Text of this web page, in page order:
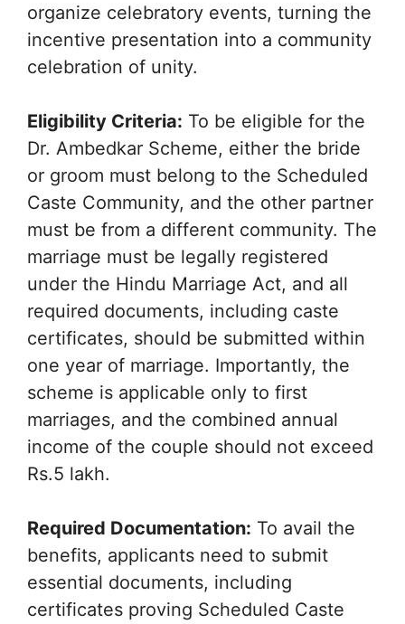
organize celebratory events, turning the
incentive presentation into a community
celebration of unity.
Eligibility Criteria: To be eligible for the
Dr. Ambedkar Scheme, either the bride
or groom must belong to the Scheduled
Caste Community, and the other partner
must be from a different community. The
marriage must be legally registered
under the Hindu Marriage Act, and all
required documents, including caste
certificates, should be submitted within
one year of marriage. Importantly, the
scheme is applicable only to first
marriages, and the combined annual
income of the couple should not exceed
Rs.5 lakh.
Required Documentation: To avail the
benefits, applicants need to submit
essential documents, including
certificates proving Scheduled Caste